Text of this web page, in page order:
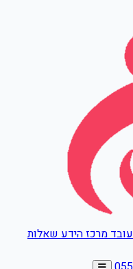
מרכז הידעשאלות